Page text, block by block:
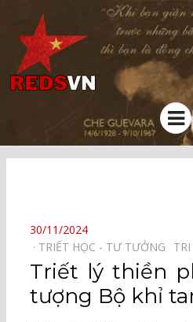
Kênh chia sẻ tri thức cộng đồng
POSTED
ON
30/11/2024
TRIẾT HỌC - TƯ TƯỞNG⠀ TRI
Triết lý thiền
tượng Bộ khỉ